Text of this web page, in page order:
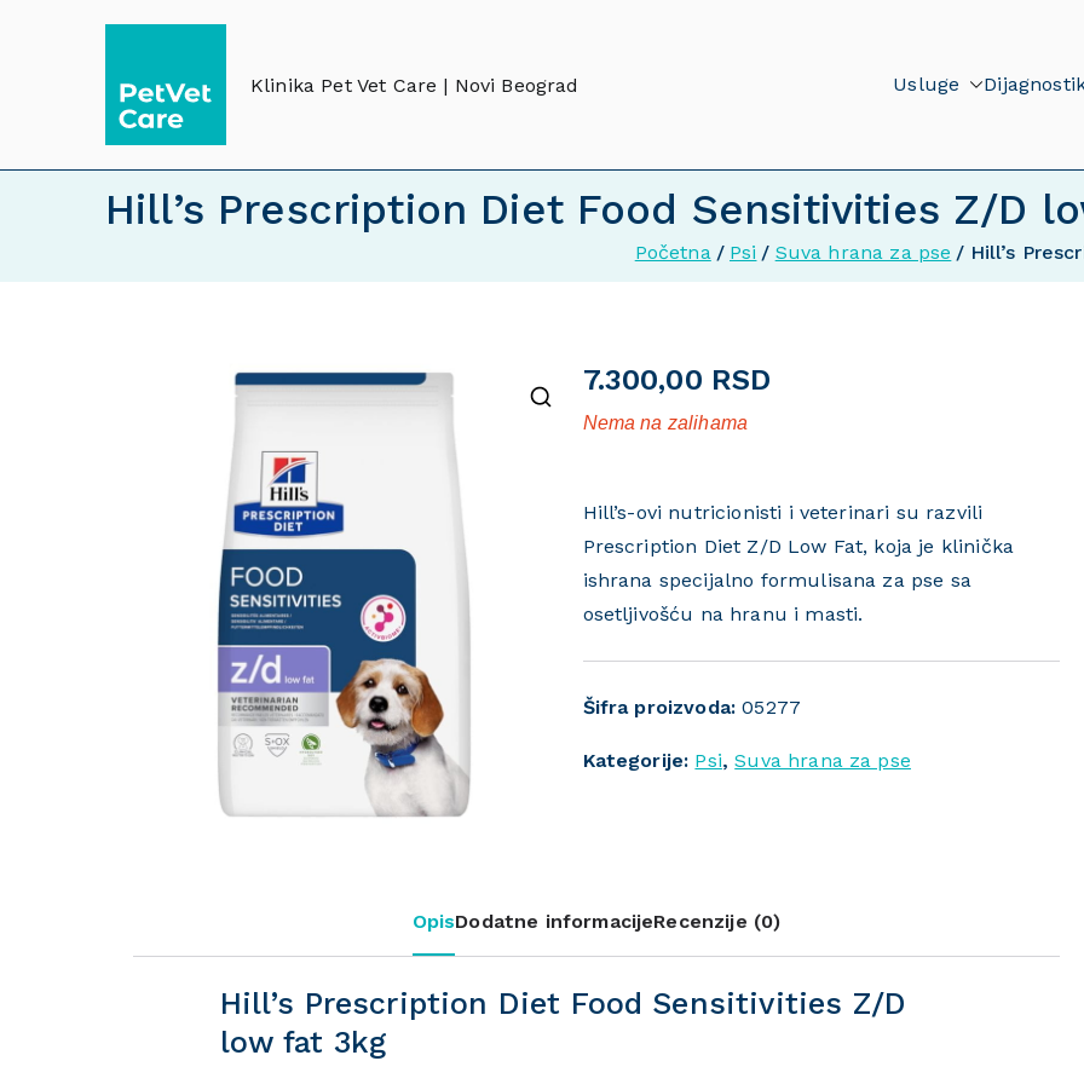
Klinika Pet Vet Care | Novi Beograd Usluge
Hill’s Prescription Diet Food Sensitivities Z/D
Početna Psi Suva hrana za pse Hill’s
7.300,00 RSD
Hill’s-ovi nutricionisti i veterinari su razvili
Prescription Diet Z/D Low Fat, koja je klinička
ishrana specijalno formulisana za pse sa
osetljivošću na hranu i masti.
Nema na zalihama
Šifra proizvoda:05277
Kategorije: Psi,Suva hrana za pse
OpisDodatne informacijeRecenzije (0)
Hill’s Prescription Diet Food Sensitivities Z/D
low fat 3kg